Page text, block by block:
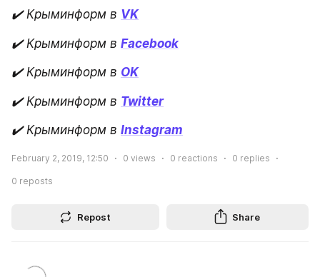
✔️ Крыминформ в VK
✔️ Крыминформ в Facebook
✔️ Крыминформ в OK
✔️ Крыминформ в Twitter
✔️ Крыминформ в Instagram
February 2, 2019, 12:50 0 views 0 reactions 0 replies
0 reposts
Repost Share